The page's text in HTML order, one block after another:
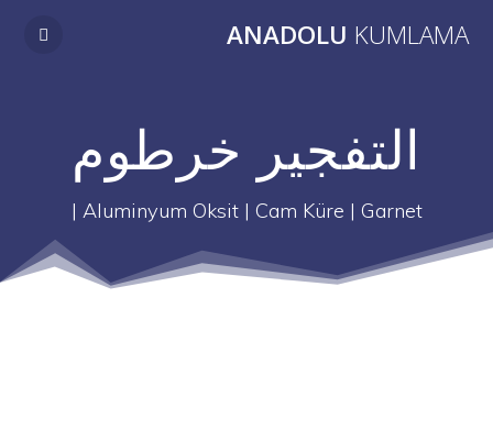
to
ANADOLU KUMLAMA
التفجير خرطوم
Aluminyum Oksit | Cam Küre | Garnet |